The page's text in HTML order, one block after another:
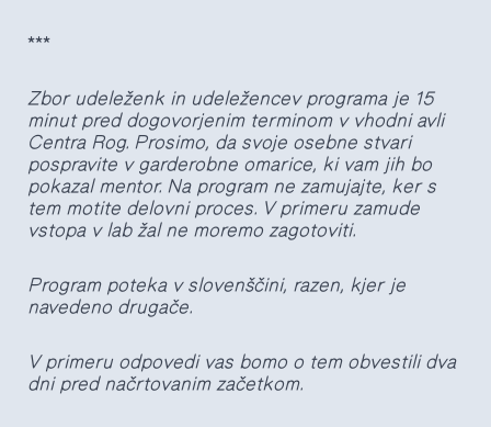
***
Zbor udeleženk in udeležencev programa je 15
minut pred dogovorjenim terminom v vhodni avli
Centra Rog. Prosimo, da svoje osebne stvari
pospravite v garderobne omarice, ki vam jih bo
pokazal mentor. Na program ne zamujajte, ker s
tem motite delovni proces. V primeru zamude
vstopa v lab žal ne moremo zagotoviti.
Program poteka v slovenščini, razen, kjer je
navedeno drugače.
V primeru odpovedi vas bomo o tem obvestili dva
dni pred načrtovanim začetkom.